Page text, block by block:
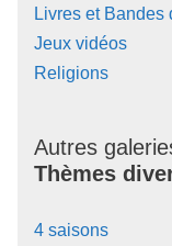
Livres et Bandes
Jeux vidéos
Religions
Autres
Thèmes
4 saisons